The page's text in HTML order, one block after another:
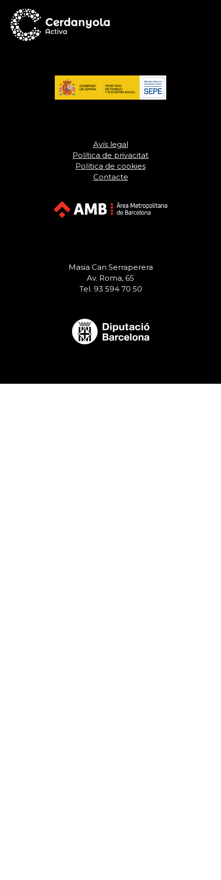
Avís legal
Política de privacitat
Política de cookies
Contacte
Masia Can Serraperera
Av. Roma, 65
Tel. 93 594 70 50